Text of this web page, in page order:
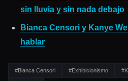
sin lluvia y sin nada debajo
Bianca Censori y Kanye
hablar
#Bianca Censori #Exhibicionismo